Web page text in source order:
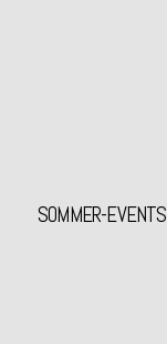
SOMMER-EVENTS